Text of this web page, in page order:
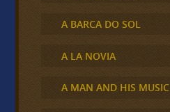
A BARCA DO SOL
A LA NOVIA
A MAN AND HIS MUSIC